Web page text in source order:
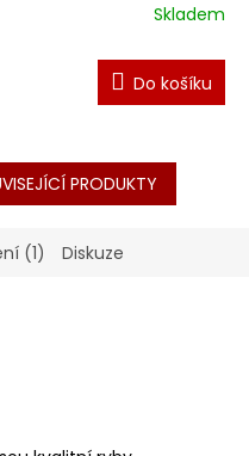
Skladem
Do košíku
PRODUKTY
(1) Diskuze